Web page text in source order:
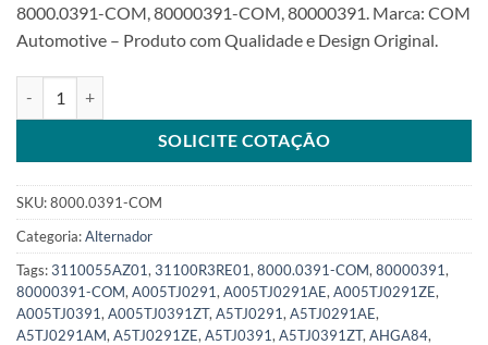
8000.0391-COM, 80000391-COM, 80000391. Marca: COM
Automotive – Produto com Qualidade e Design Original.
SOLICITE COTAÇÃO
SKU:8000.0391-COM
Categoria:Alternador
Tags:3110055AZ01, 31100R3RE01, 8000.0391-COM, 80000391,
80000391-COM, A005TJ0291, A005TJ0291AE, A005TJ0291ZE,
A005TJ0391, A005TJ0391ZT, A5TJ0291, A5TJ0291AE,
A5TJ0291AM, A5TJ0291ZE, A5TJ0391, A5TJ0391ZT, AHGA84,